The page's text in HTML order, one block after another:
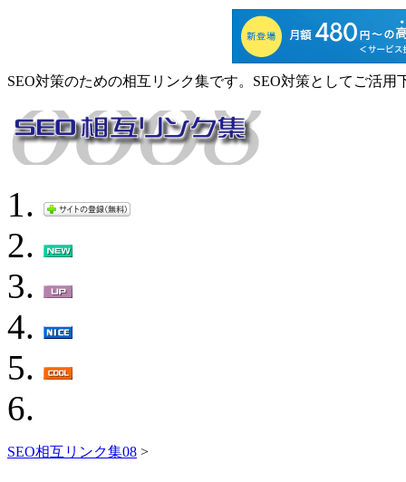
SEO対策のための相互リンク集です。SEO対策としてご活用
SEO相互リンク集08 >